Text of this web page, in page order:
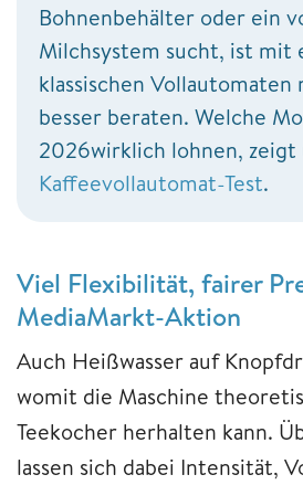
Bohnenbehälter oder ein
Milchsystem sucht, ist mit
klassischen
besser beraten. Welche
2026wirklich lohnen,
Kaffeevollautomat-Test.
Viel Flexibilität, fairer
MediaMarkt-Aktion
Auch Heißwasser auf
womit die Maschine
Teekocher herhalten kann.
lassen sich dabei Intensität,